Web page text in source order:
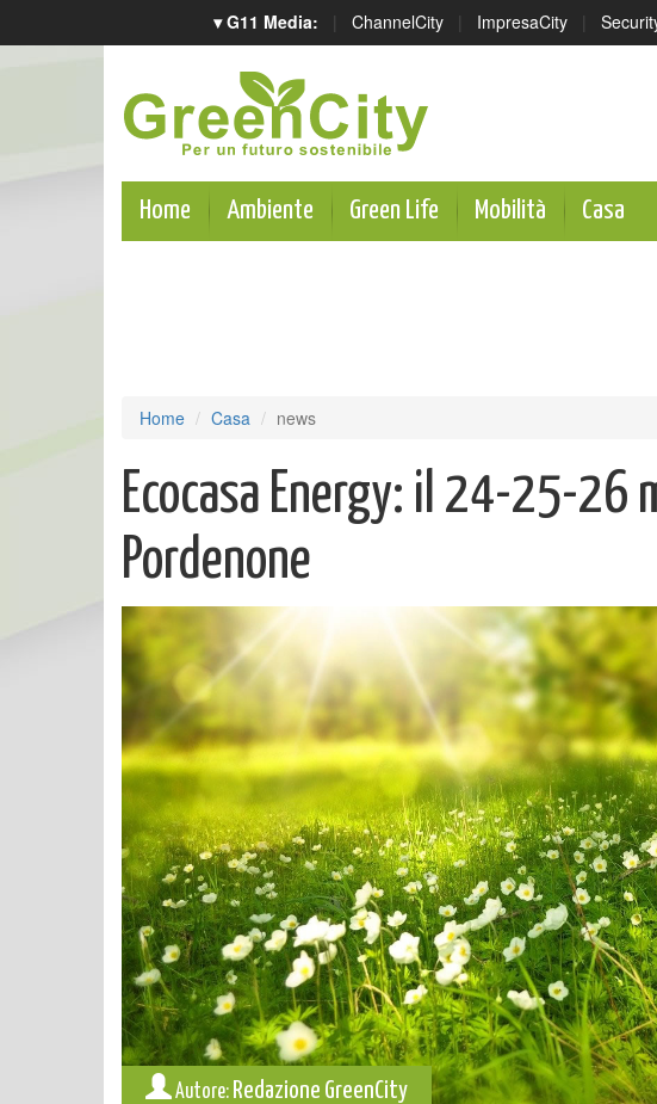
▾ G11 Media: | ChannelCity | ImpresaCity |
Home Ambiente Green Life Mobilità Casa
Home Casa news
Ecocasa Energy: il 24-25-26
Pordenone
Autore: Redazione GreenCity